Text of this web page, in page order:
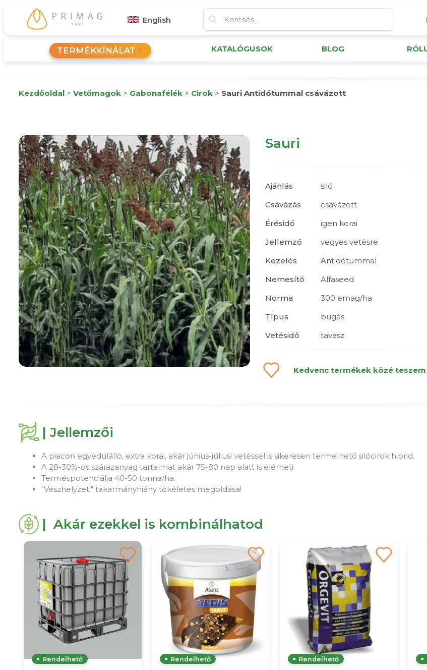
English
TERMÉKKÍNÁLAT KATALÓGUSOK BLOG
Kezdőoldal > Vetőmagok > Gabonafélék > Cirok > Sauri Antidótummal csávázott
Sauri
Ajánlás
siló
Csávázás
csávázott
Érésidő
igen korai
Jellemző
vegyes vetésre
Kezelés
Antidótummal
Nemesítő
Alfaseed
Norma
300 emag/ha
Típus
bugás
Vetésidő
tavasz
Kedvenc termékek közé teszem
| Jellemzői
A piacon egyedülálló, extra korai, akár június-júliusi vetéssel is sikeresen termelhető silócirok hibrid.
A 28-30%-os szárazanyag tartalmat akár 75-80 nap alatt is élérheti.
Terméspotenciálja 40-50 tonna/ha.
"Vészhelyzeti" takarmányhiány tökéletes megoldása!
| Akár ezekkel is kombinálhatod
Rendelhető Rendelhető Rendelhető